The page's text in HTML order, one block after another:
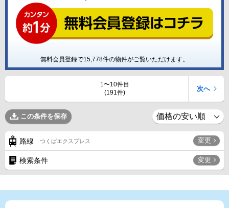
無料会員登録で15,778件の物件がご覧いただけます。
1〜10件目
(191件)
次へ
この条件を保存
路線 つくばエクスプレス 変更
検索条件 変更